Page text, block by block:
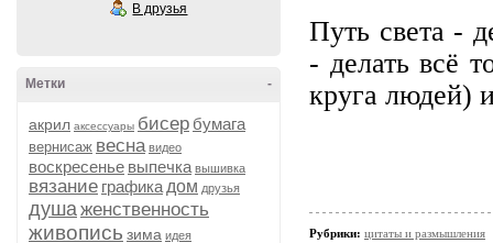
В друзья
-
Метки
акрил аксессуары бисер бумага
вернисаж весна видео
воскресенье выпечка вышивка
вязание графика дом друзья
душаженственность
живопись зима идея
Путь света -
- делать всё
круга людей)
Рубрики: цитаты и размышления